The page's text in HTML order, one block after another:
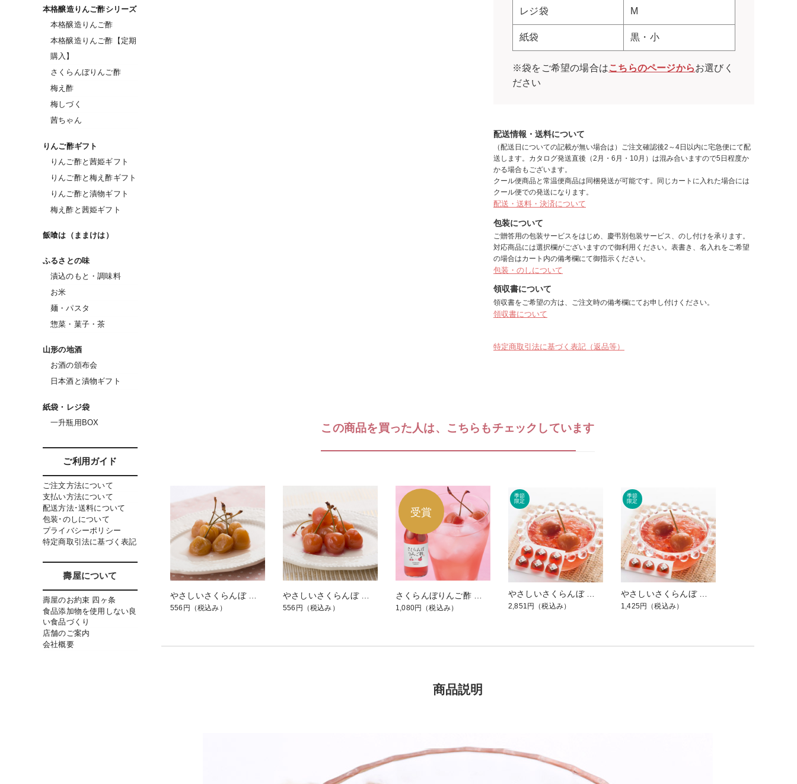
レジ袋 M
紙袋 黒・小
※袋をご希望の場合はこちらのページからお選びく
ださい
配送情報・送料について
（配送日についての記載が無い場合は）ご注文確認後2～4日以内に宅急便にて配
送します。カタログ発送直後（2月・6月・10月）は混み合いますので5日程度か
かる場合もございます。
クール便商品と常温便商品は同梱発送が可能です。同じカートに入れた場合には
クール便での発送になります。
配送・送料・決済について
包装について
ご贈答用の包装サービスをはじめ、慶弔別包装サービス、のし付けを承ります。
対応商品には選択欄がございますので御利用ください。表書き、名入れをご希望
の場合はカート内の備考欄にて御指示ください。
包装・のしについて
領収書について
領収書をご希望の方は、ご注文時の備考欄にてお申し付けください。
領収書について
特定商取引法に基づく表記（返品等）
この商品を買った人は、こちらもチェックしています
556円 （税込み） 556円 （税込み） 1,080円 （税込み） 2,851円 （税込み） 1,425円 （税込み）
商品説明
本格醸造りんご酢シリーズ
本格醸造りんご酢
本格醸造りんご酢【定期
購入】
さくらんぼりんご酢
梅え酢
梅しづく
茜ちゃん
りんご酢ギフト
りんご酢と茜姫ギフト
りんご酢と梅え酢ギフト
りんご酢と漬物ギフト
梅え酢と茜姫ギフト
飯喰は（ままけは）
ふるさとの味
漬込のもと・調味料
お米
麺・パスタ
惣菜・菓子・茶
山形の地酒
お酒の頒布会
日本酒と漬物ギフト
紙袋・レジ袋
一升瓶用BOX
ご利用ガイド
ご注文方法について
支払い方法について
配送方法･送料について
包装･のしについて
プライバシーポリシー
特定商取引法に基づく表記
壽屋について
壽屋のお約束 四ヶ条
食品添加物を使用しない良
い食品づくり
店舗のご案内
会社概要